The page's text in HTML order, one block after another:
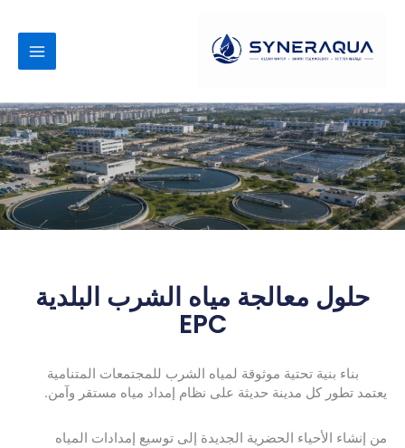
المحتوى
حلول معالجة مياه الشرب البلدية
EPC
بناء بنية تحتية موثوقة لمياه الشرب للمجتمعات المتنامية
يعتمد تطور كل مدينة حديثة على نظام إمداد مياه مستقر وآمن.
من إنشاء الأحياء الحضرية الجديدة إلى توسيع إمدادات المياه